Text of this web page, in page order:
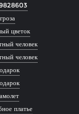
цветок
человек
человек
платье